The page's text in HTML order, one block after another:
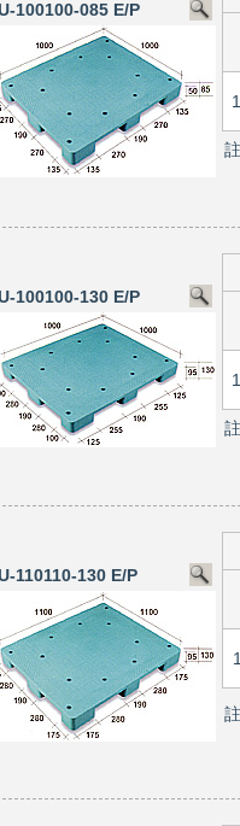
100100-085 E/P
100100-130 E/P
110110-130 E/P